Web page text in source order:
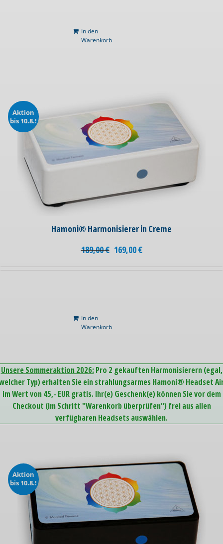
In den
Warenkorb
Aktion
bis 10.8.!
Hamoni® Harmonisierer in Creme
189,00€ 169,00€
In den
Warenkorb
Unsere Sommeraktion 2026: Pro 2 gekauften Harmonisierern (egal,
Typ) erhalten Sie ein strahlungsarmes Hamoni® Headset
im Wert von 45,- EUR gratis. Ihr(e) Geschenk(e) können Sie vor dem
Checkout (im Schritt "Warenkorb überprüfen") frei aus allen
verfügbaren Headsets auswählen.
Aktion
bis 10.8.!